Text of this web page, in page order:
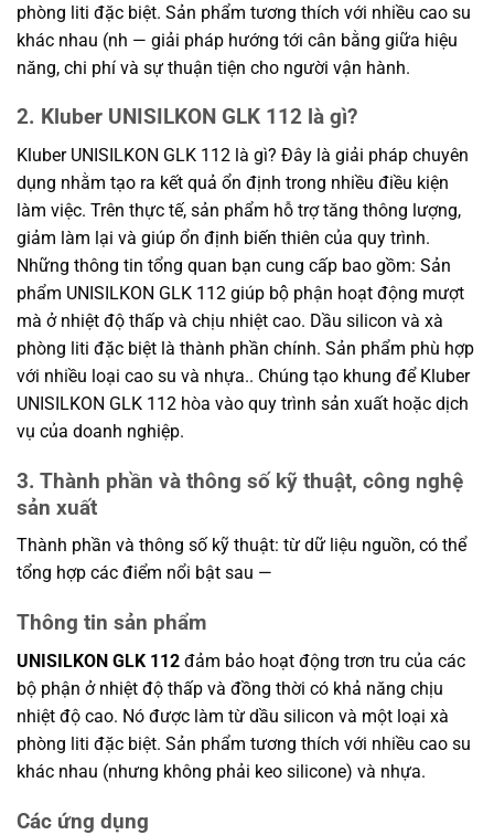
phòng liti đặc biệt. Sản phẩm tương thích với nhiều cao su
khác nhau (nh — giải pháp hướng tới cân bằng giữa hiệu
năng, chi phí và sự thuận tiện cho người vận hành.
2. Kluber UNISILKON GLK 112 là gì?
Kluber UNISILKON GLK 112 là gì? Đây là giải pháp chuyên
dụng nhằm tạo ra kết quả ổn định trong nhiều điều kiện
làm việc. Trên thực tế, sản phẩm hỗ trợ tăng thông lượng,
giảm làm lại và giúp ổn định biến thiên của quy trình.
Những thông tin tổng quan bạn cung cấp bao gồm: Sản
phẩm UNISILKON GLK 112 giúp bộ phận hoạt động mượt
mà ở nhiệt độ thấp và chịu nhiệt cao. Dầu silicon và xà
phòng liti đặc biệt là thành phần chính. Sản phẩm phù hợp
với nhiều loại cao su và nhựa.. Chúng tạo khung để Kluber
UNISILKON GLK 112 hòa vào quy trình sản xuất hoặc dịch
vụ của doanh nghiệp.
3. Thành phần và thông số kỹ thuật, công nghệ
sản xuất
Thành phần và thông số kỹ thuật: từ dữ liệu nguồn, có thể
tổng hợp các điểm nổi bật sau —
Thông tin sản phẩm
UNISILKON GLK 112 đảm bảo hoạt động trơn tru của các
bộ phận ở nhiệt độ thấp và đồng thời có khả năng chịu
nhiệt độ cao. Nó được làm từ dầu silicon và một loại xà
phòng liti đặc biệt. Sản phẩm tương thích với nhiều cao su
khác nhau (nhưng không phải keo silicone) và nhựa.
Các ứng dụng